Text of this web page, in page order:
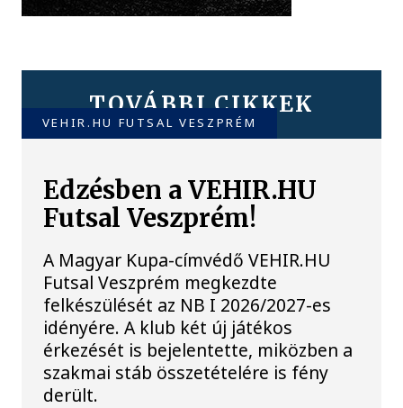
TOVÁBBI CIKKEK
VEHIR.HU FUTSAL VESZPRÉM
Edzésben a VEHIR.HU
Futsal Veszprém!
A Magyar Kupa-címvédő VEHIR.HU
Futsal Veszprém megkezdte
felkészülését az NB I 2026/2027-es
idényére. A klub két új játékos
érkezését is bejelentette, miközben a
szakmai stáb összetételére is fény
derült.